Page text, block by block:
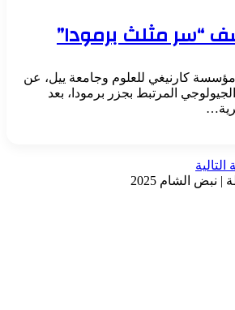
“سر مثلث برمودا”
كارنيغي للعلوم وجامعة ييل، عن
المرتبط بجزر برمودا، بعد
الشام 2025